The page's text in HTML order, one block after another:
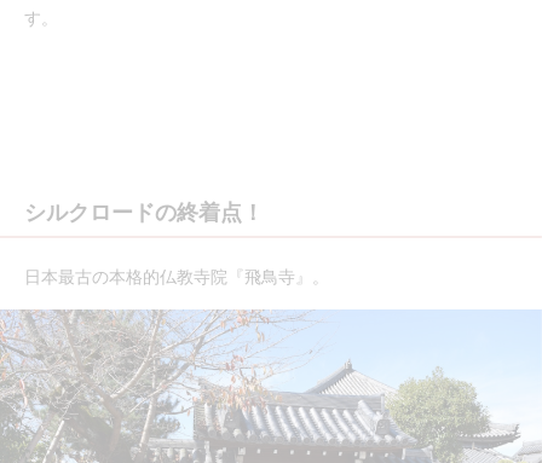
す。
シルクロードの終着点！
日本最古の本格的仏教寺院『飛鳥寺』。